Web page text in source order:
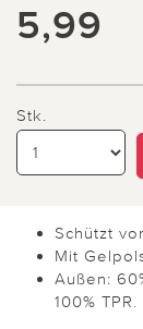
5,99
Stk.
Schützt
Mit
Außen:
100%